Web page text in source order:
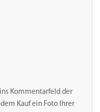
Kommentarfeld der
Kauf ein Foto Ihrer